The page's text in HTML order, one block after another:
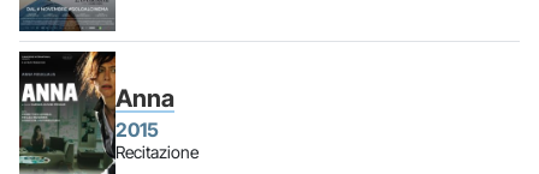
Anna
2015
Recitazione